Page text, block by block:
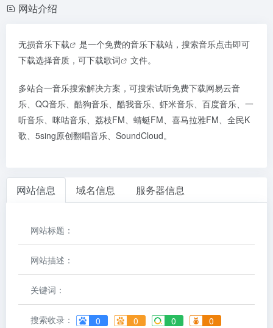
网站介绍
无损音乐下载
是一个免费的音乐下载站，搜索音乐点击即可
下载选择音质，可下载歌词 文件。
多站合一音乐搜索解决方案，可搜索试听免费下载网易云音
乐、QQ音乐、酷狗音乐、酷我音乐、虾米音乐、百度音乐、一
听音乐、咪咕音乐、荔枝FM、蜻蜓FM、喜马拉雅FM、全民K
歌、5sing原创翻唱音乐、SoundCloud。
网站信息 域名信息 服务器信息
网站标题：
网站描述：
关键词：
搜索收录： 0 0 0
0